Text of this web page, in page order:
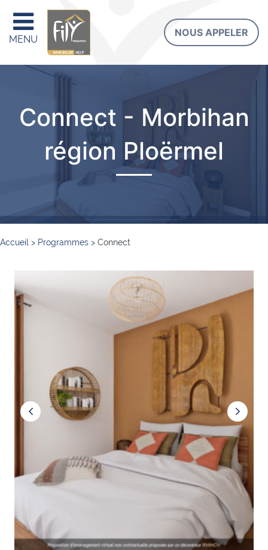
MENU
NOUS APPELER
Connect - Morbihan
région Ploërmel
Accueil > Programmes > Connect